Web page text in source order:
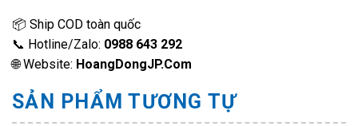
📦 Ship COD toàn quốc
📞 Hotline/Zalo: 0988 643 292
🌐 Website: HoangDongJP.Com
SẢN PHẨM TƯƠNG TỰ